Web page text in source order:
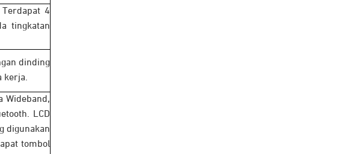
4
tingkatan
dinding
kerja.
Wideband,
LCD
digunakan
tombol